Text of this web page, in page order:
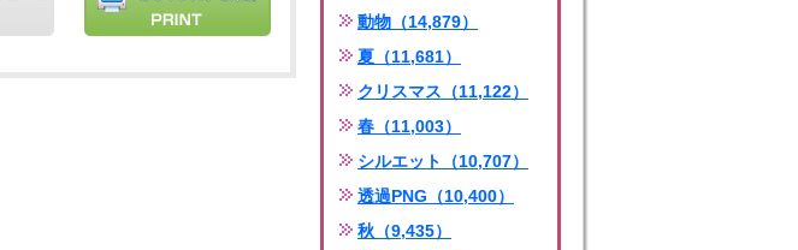
動物（14,879）
夏（11,681）
クリスマス（11,122）
春（11,003）
シルエット（10,707）
透過PNG（10,400）
秋（9,435）